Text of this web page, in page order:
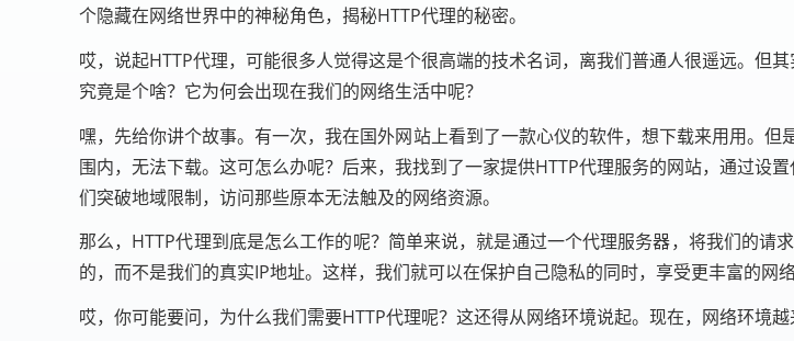
个隐藏在网络世界中的神秘角色，揭秘HTTP代理的秘密。
哎，说起HTTP代理，可能很多人觉得这是个很高端的技术名词，离我们普通人很遥远。但
究竟是个啥？它为何会出现在我们的网络生活中呢？
嘿，先给你讲个故事。有一次，我在国外网站上看到了一款心仪的软件，想下载来用用。
围内，无法下载。这可怎么办呢？后来，我找到了一家提供HTTP代理服务的网站，通过设
们突破地域限制，访问那些原本无法触及的网络资源。
那么，HTTP代理到底是怎么工作的呢？简单来说，就是通过一个代理服务器，将我们的
的，而不是我们的真实IP地址。这样，我们就可以在保护自己隐私的同时，享受更丰富的网络
哎，你可能要问，为什么我们需要HTTP代理呢？这还得从网络环境说起。现在，网络环境